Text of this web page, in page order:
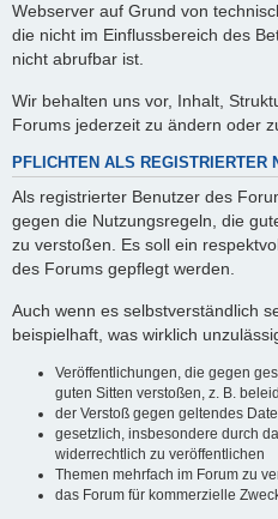
Webserver auf Grund von
die nicht im Einflussbereich des
nicht abrufbar ist.
Wir behalten uns vor, Inhalt,
Forums jederzeit zu ändern oder
PFLICHTEN ALS REGISTRIERTER
Als registrierter Benutzer des
gegen die Nutzungsregeln, die
zu verstoßen. Es soll ein
des Forums gepflegt werden.
Auch wenn es selbstverständlich
beispielhaft, was wirklich
Veröffentlichungen, die gegen
guten Sitten verstoßen, z. B.
der Verstoß gegen geltendes
gesetzlich, insbesondere durch
widerrechtlich zu veröffentlichen
Themen mehrfach im Forum zu
das Forum für kommerzielle